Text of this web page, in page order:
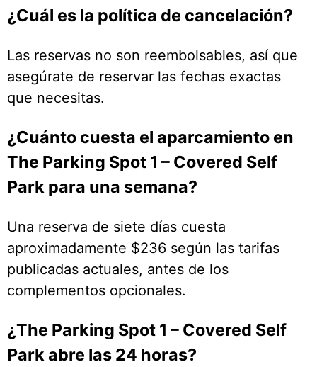
¿Cuál es la política de cancelación?
Las reservas no son reembolsables, así que
asegúrate de reservar las fechas exactas
que necesitas.
¿Cuánto cuesta el aparcamiento en
The Parking Spot 1 – Covered Self
Park para una semana?
Una reserva de siete días cuesta
aproximadamente $236 según las tarifas
publicadas actuales, antes de los
complementos opcionales.
¿The Parking Spot 1 – Covered Self
Park abre las 24 horas?